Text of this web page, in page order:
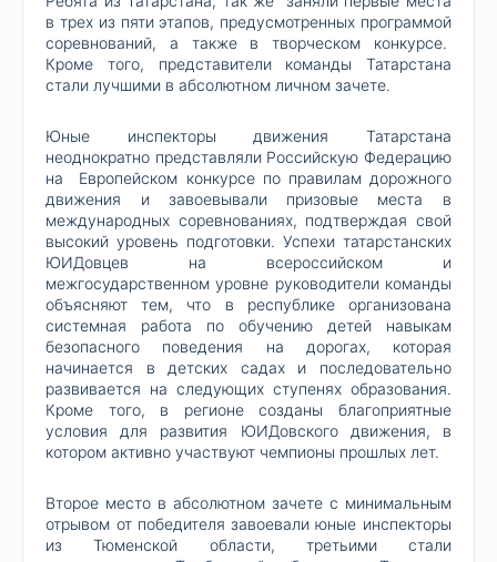
в трех из пяти этапов, предусмотренных программой
соревнований, а также в творческом конкурсе.
Кроме того, представители команды Татарстана
стали лучшими в абсолютном личном зачете.
Юные инспекторы движения Татарстана
неоднократно представляли Российскую Федерацию
на Европейском конкурсе по правилам дорожного
движения и завоевывали призовые места в
международных соревнованиях, подтверждая свой
высокий уровень подготовки. Успехи татарстанских
ЮИДовцев на всероссийском и
межгосударственном уровне руководители команды
объясняют тем, что в республике организована
системная работа по обучению детей навыкам
безопасного поведения на дорогах, которая
начинается в детских садах и последовательно
развивается на следующих ступенях образования.
Кроме того, в регионе созданы благоприятные
условия для развития ЮИДовского движения, в
котором активно участвуют чемпионы прошлых лет.
Второе место в абсолютном зачете с минимальным
отрывом от победителя завоевали юные инспекторы
из Тюменской области, третьими стали